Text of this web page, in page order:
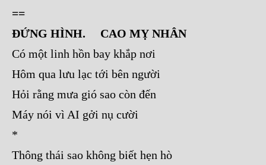
==
ĐỨNG HÌNH. CAO MỴ NHÂN
Có một linh hồn bay khắp nơi
Hôm qua lưu lạc tới bên người
Hỏi rằng mưa gió sao còn đến
Máy nói vì AI gởi nụ cười
*
Thông thái sao không biết hẹn hò